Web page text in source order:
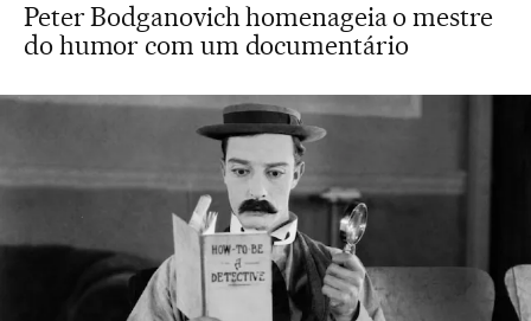
Peter Bodganovich homenageia o mestre
do humor com um documentário